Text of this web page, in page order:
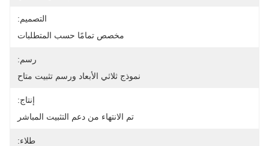
التصميم:
مخصص تمامًا حسب المتطلبات
رسم:
نموذج ثلاثي الأبعاد ورسم تثبيت متاح
إنتاج:
تم الانتهاء من دعم التثبيت المباشر
طلاء: